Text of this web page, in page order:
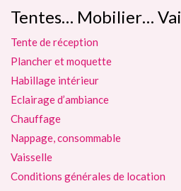
Tentes… Mobilier…
Tente de réception
Plancher et moquette
Habillage intérieur
Eclairage d’ambiance
Chauffage
Nappage, consommable
Vaisselle
Conditions générales de location